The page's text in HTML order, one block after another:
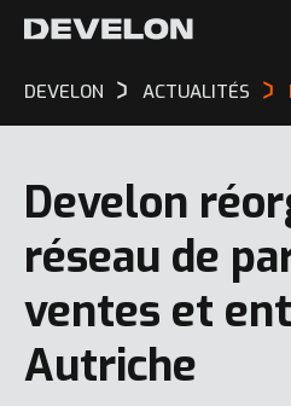
DEVELON ACTUALITÉS
Develon
réseau de
ventes et
Autriche